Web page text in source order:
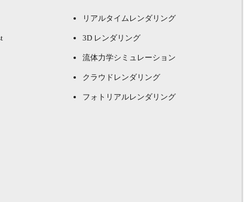
リアルタイムレンダリング
3D レンダリング
流体力学シミュレーション
クラウドレンダリング
フォトリアルレンダリング